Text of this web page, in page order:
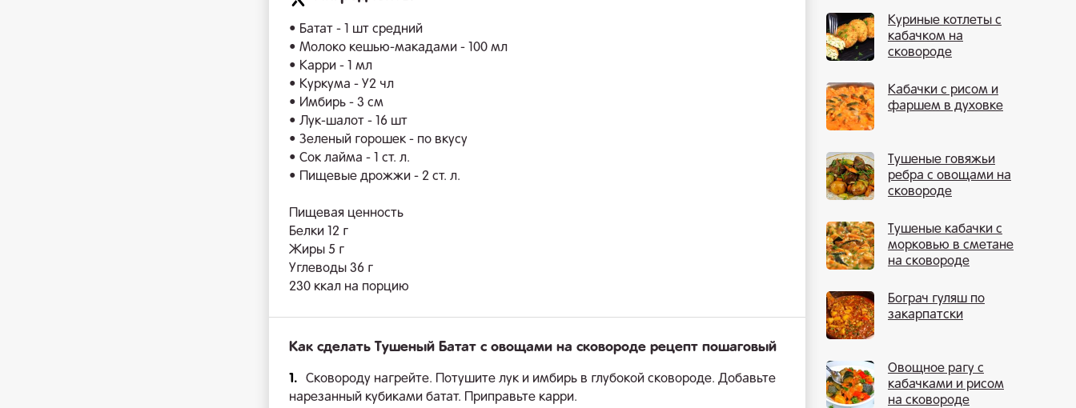
• Батат - 1 шт средний
• Молоко кешью-макадами - 100 мл
• Карри - 1 мл
• Куркума - У2 чл
• Имбирь - 3 см
• Лук-шалот - 16 шт
• Зеленый горошек - по вкусу
• Сок лайма - 1 ст. л.
• Пищевые дрожжи - 2 ст. л.
Пищевая ценность
Белки 12 г
Жиры 5 г
Углеводы 36 г
230 ккал на порцию
Как сделать Тушеный Батат с овощами на сковороде рецепт пошаговый
1.
Сковороду нагрейте. Потушите лук и имбирь в глубокой сковороде. Добавьте
нарезанный кубиками батат. Приправьте карри.
Куриные котлеты с
кабачком на
сковороде
Кабачки с рисом и
фаршем в духовке
Тушеные говяжьи
ребра с овощами на
сковороде
Тушеные кабачки с
морковью в сметане
на сковороде
Бограч гуляш по
закарпатски
Овощное рагу с
кабачками и рисом
на сковороде